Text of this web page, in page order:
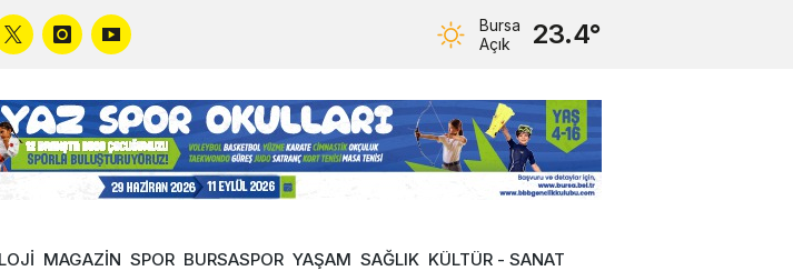
Bursa
Açık
23.4°
MAGAZİN SPOR BURSASPOR YAŞAM SAĞLIK KÜLTÜR - SANAT